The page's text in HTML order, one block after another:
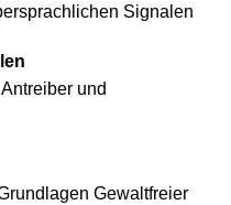
Signalen
und
Gewaltfreier